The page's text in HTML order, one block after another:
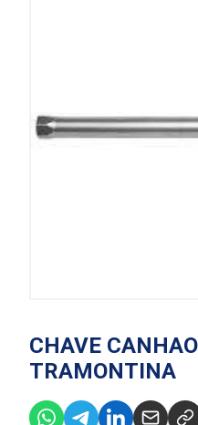
CHAVE
TRAMONTINA